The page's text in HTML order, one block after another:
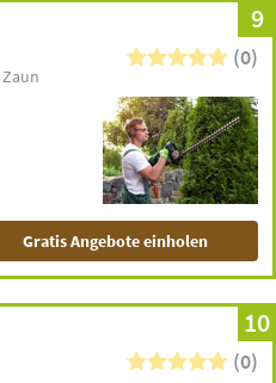
9
Zaun
(0)
Gratis Angebote einholen
10
(0)